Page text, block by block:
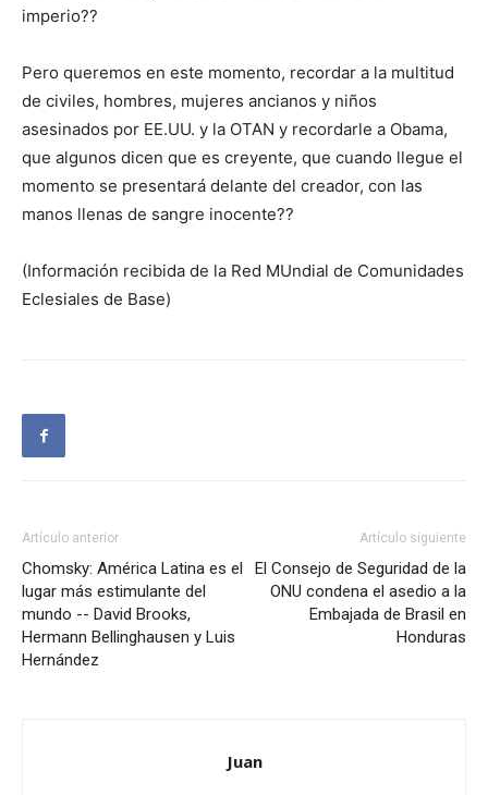
imperio??
Pero queremos en este momento, recordar a la multitud
de civiles, hombres, mujeres ancianos y niños
asesinados por EE.UU. y la OTAN y recordarle a Obama,
que algunos dicen que es creyente, que cuando llegue el
momento se presentará delante del creador, con las
manos llenas de sangre inocente??
(Información recibida de la Red MUndial de Comunidades
Eclesiales de Base)
Artículo anterior
Chomsky: América Latina es el
lugar más estimulante del
mundo -- David Brooks,
Hermann Bellinghausen y Luis
Hernández
Artículo siguiente
El Consejo de Seguridad de la
ONU condena el asedio a la
Embajada de Brasil en
Honduras
Juan